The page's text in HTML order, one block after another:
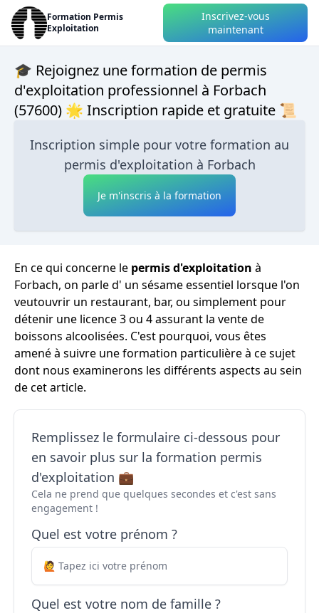
Formation Permis
Exploitation
Inscrivez-vous
maintenant
🎓 Rejoignez une formation de permis
d'exploitation professionnel à Forbach
(57600) 🌟 Inscription rapide et gratuite 📜
Inscription simple pour votre formation au
permis d'exploitation à Forbach
Je m'inscris à la formation
En ce qui concerne le permis d'exploitation à
Forbach, on parle d' un sésame essentiel lorsque l'on
veutouvrir un restaurant, bar, ou simplement pour
détenir une licence 3 ou 4 assurant la vente de
boissons alcoolisées. C'est pourquoi, vous êtes
amené à suivre une formation particulière à ce sujet
dont nous examinerons les différents aspects au sein
de cet article.
Remplissez le formulaire ci-dessous pour
en savoir plus sur la formation permis
d'exploitation 💼
Cela ne prend que quelques secondes et c'est sans
engagement !
Quel est votre prénom ?
Quel est votre nom de famille ?